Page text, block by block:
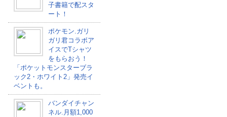
子書籍で配スタ
ート！
ポケモン.ガリ
ガリ君コラボア
イスでTシャツ
をもらおう！
「ポケットモンスターブラ
ック2・ホワイト2」発売イ
ベントも。
バンダイチャン
ネル.月額1,000